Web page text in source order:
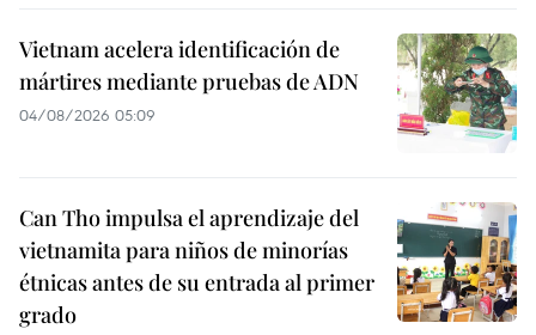
Vietnam acelera identificación de
mártires mediante pruebas de ADN
04/08/2026 05:09
Can Tho impulsa el aprendizaje del
vietnamita para niños de minorías
étnicas antes de su entrada al primer
grado